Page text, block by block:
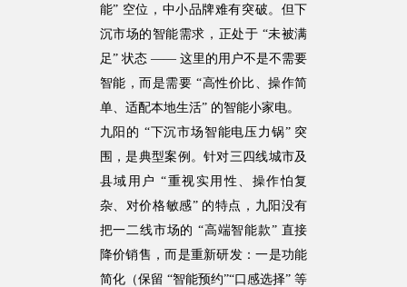
能” 空位，中小品牌难有突破。但下
沉市场的智能需求，正处于 “未被满
足” 状态 —— 这里的用户不是不需要
智能，而是需要 “高性价比、操作简
单、适配本地生活” 的智能小家电。
九阳的 “下沉市场智能电压力锅” 突
围，是典型案例。针对三四线城市及
县域用户 “重视实用性、操作怕复
杂、对价格敏感” 的特点，九阳没有
把一二线市场的 “高端智能款” 直接
降价销售，而是重新研发：一是功能
简化（保留 “智能预约”“口感选择” 等